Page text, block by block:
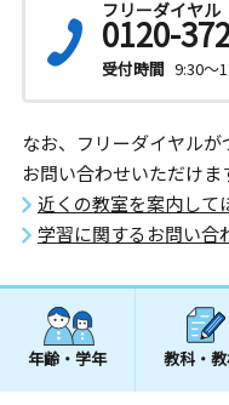
フリーダイヤル
0120-
受付時間 9:30～
なお、フリーダイヤル
お問い合わせいただけま
近くの教室を案内して
学習に関するお問い合
年齢・学年 教科・